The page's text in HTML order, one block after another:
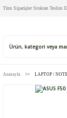
Tüm Siparişler Stoktan Teslim
Anasayfa LAPTOP /